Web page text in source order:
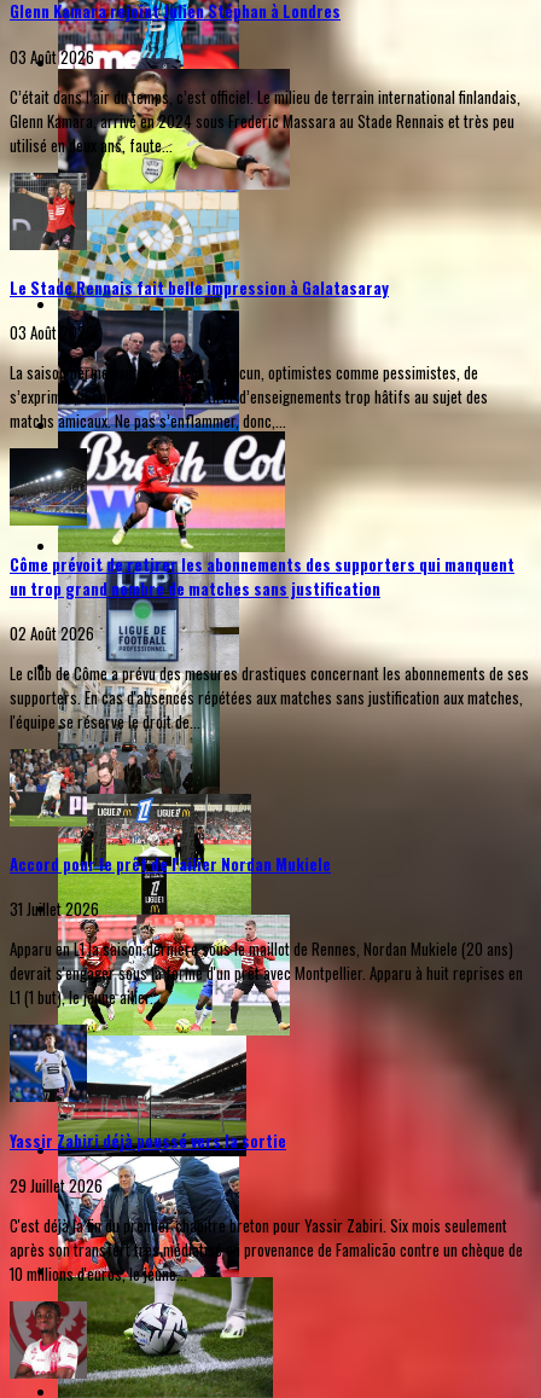
Glenn Kamara rejoint Julien Stéphan à Londres
03 Août 2026
C’était dans l’air du temps, c’est officiel. Le milieu de terrain international finlandais,
Glenn Kamara, arrivé en 2024 sous Frederic Massara au Stade Rennais et très peu
utilisé en deux ans, faute...
Le Stade Rennais fait belle impression à Galatasaray
03 Août 2026
La saison permettant largement à chacun, optimistes comme pessimistes, de
s’exprimer, il convient de ne pas tirer d’enseignements trop hâtifs au sujet des
matchs amicaux. Ne pas s’enflammer, donc,...
Côme prévoit de retirer les abonnements des supporters qui manquent
un trop grand nombre de matches sans justification
02 Août 2026
Le club de Côme a prévu des mesures drastiques concernant les abonnements de ses
supporters. En cas d'absences répétées aux matches sans justification aux matches,
l'équipe se réserve le droit de...
Accord pour le prêt de l'ailier Nordan Mukiele
31 Juillet 2026
Apparu en L1 la saison dernière sous le maillot de Rennes, Nordan Mukiele (20 ans)
devrait s'engager sous la forme d'un prêt avec Montpellier. Apparu à huit reprises en
L1 (1 but), le jeune ailier...
Yassir Zabiri déjà poussé vers la sortie
29 Juillet 2026
C'est déjà la fin du premier chapitre breton pour Yassir Zabiri. Six mois seulement
après son transfert très médiatisé en provenance de Famalicão contre un chèque de
10 millions d'euros, le jeune...